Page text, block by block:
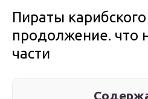
Пираты
продолжение. что
части